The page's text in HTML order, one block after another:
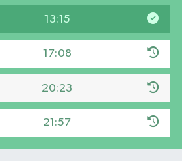
13:15
17:08
20:23
21:57